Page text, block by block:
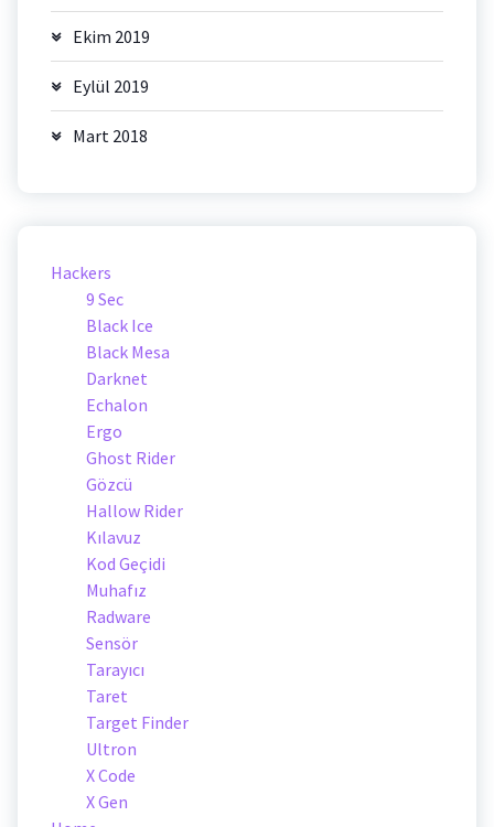
Ekim 2019
Eylül 2019
Mart 2018
Hackers
9 Sec
Black Ice
Black Mesa
Darknet
Echalon
Ergo
Ghost Rider
Gözcü
Hallow Rider
Kılavuz
Kod Geçidi
Muhafız
Radware
Sensör
Tarayıcı
Taret
Target Finder
Ultron
X Code
X Gen